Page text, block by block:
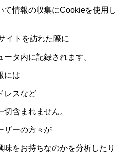
て情報の収集にCookieを使用し
イトを訪れた際に
タ内に記録されます。
には
レスなど
含まれません。
ザーの方々が
味をお持ちなのかを分析したり